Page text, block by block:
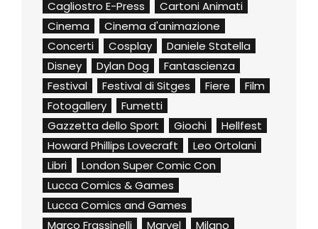
Cagliostro E-Press
Cartoni Animati
Cinema
Cinema d'animazione
Concerti
Cosplay
Daniele Statella
Disney
Dylan Dog
Fantascienza
Festival
Festival di Sitges Fiere
Film
Fotogallery
Fumetti
Gazzetta dello Sport
Giochi
Hellfest
Howard Phillips Lovecraft
Leo Ortolani
Libri
London Super Comic Con
Lucca Comics & Games
Lucca Comics and Games
Marco Frassinelli
Marvel
Milano